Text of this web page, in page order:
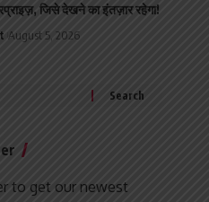
जिसे देखने का इंतज़ार रहेगा!
August 5, 2026
to get our newest